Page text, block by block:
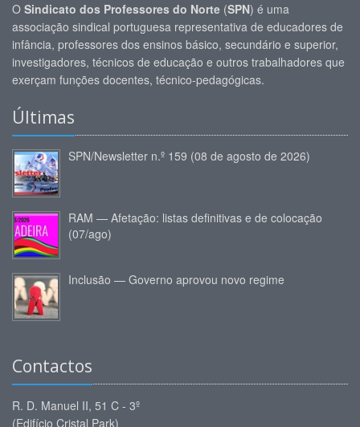
O Sindicato dos Professores do Norte (SPN) é uma
associação sindical portuguesa representativa de educadores de
infância, professores dos ensinos básico, secundário e superior,
investigadores, técnicos de educação e outros trabalhadores que
exerçam funções docentes, técnico-pedagógicas.
Últimas
SPN/Newsletter n.º 159 (08 de agosto de 2026)
RAM — Afetação: listas definitivas e de colocação
(07/ago)
Inclusão — Governo aprovou novo regime
Contactos
R. D. Manuel II, 51 C - 3º
(Edifício Cristal Park)